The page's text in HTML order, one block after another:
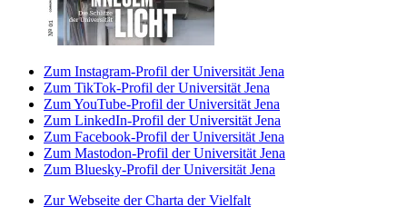
Zum Instagram-Profil der Universität Jena
Zum TikTok-Profil der Universität Jena
Zum YouTube-Profil der Universität Jena
Zum LinkedIn-Profil der Universität Jena
Zum Facebook-Profil der Universität Jena
Zum Mastodon-Profil der Universität Jena
Zum Bluesky-Profil der Universität Jena
Zur Webseite der Charta der Vielfalt